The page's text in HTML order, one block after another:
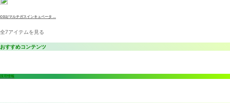
CO2/マルチガスインキュベータ ...
全7アイテムを見る
おすすめコンテンツ
採用情報